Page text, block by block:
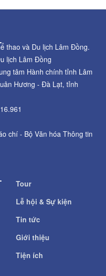
thao và Du lịch Lâm Đồng.
lịch Lâm Đồng
tâm Hành chính tỉnh Lâm
Hương - Đà Lạt, tỉnh
chí - Bộ Văn hóa Thông tin
Tour
Lễ hội & Sự kiện
Tin tức
Giới thiệu
Tiện ích